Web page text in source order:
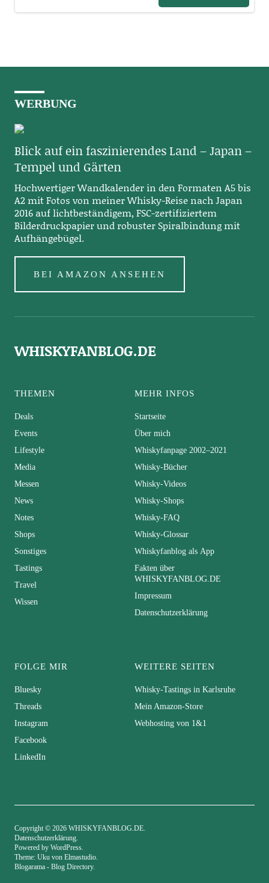
WERBUNG
Blick auf ein faszinierendes Land – Japan –
Tempel und Gärten
Hochwertiger Wandkalender in den Formaten A5 bis
A2 mit Fotos von meiner Whisky-Reise nach Japan
2016 auf lichtbeständigem, FSC-zertifiziertem
Bilderdruckpapier und robuster Spiralbindung mit
Aufhängebügel.
BEI AMAZON ANSEHEN
WHISKYFANBLOG.DE
THEMEN
Deals
Events
Lifestyle
Media
Messen
News
Notes
Shops
Sonstiges
Tastings
Travel
Wissen
MEHR INFOS
Startseite
Über mich
Whiskyfanpage 2002–2021
Whisky-Bücher
Whisky-Videos
Whisky-Shops
Whisky-FAQ
Whisky-Glossar
Whiskyfanblog als App
Fakten über
WHISKYFANBLOG.DE
Impressum
Datenschutzerklärung
FOLGE MIR
Bluesky
Threads
Instagram
Facebook
LinkedIn
WEITERE SEITEN
Whisky-Tastings in Karlsruhe
Mein Amazon-Store
Webhosting von 1&1
Copyright © 2026 WHISKYFANBLOG.DE
Datenschutzerklärung
Powered by WordPress
Theme: Uku von Elmastudio
Blogarama - Blog Directory